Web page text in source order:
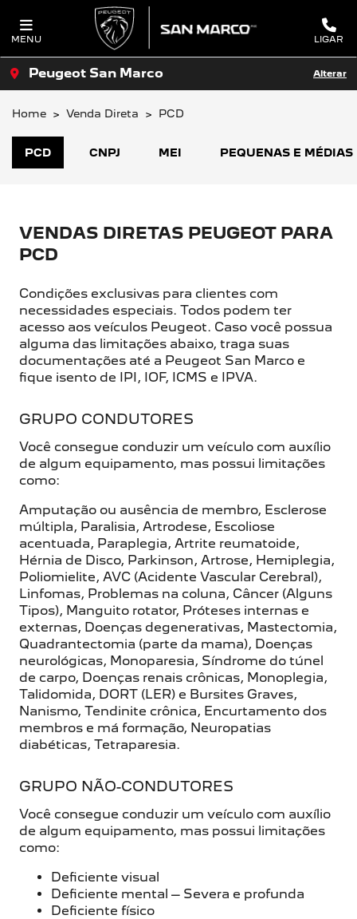
MENU LIGAR
Peugeot San Marco Alterar
Home Venda Direta PCD
CNPJ MEI PEQUENAS E MÉDIAS
PCD
VENDAS DIRETAS PEUGEOT PARA
PCD
Condições exclusivas para clientes com
necessidades especiais. Todos podem ter
acesso aos veículos Peugeot. Caso você possua
alguma das limitações abaixo, traga suas
documentações até a Peugeot San Marco e
fique isento de IPI, IOF, ICMS e IPVA.
GRUPO CONDUTORES
Você consegue conduzir um veículo com auxílio
de algum equipamento, mas possui limitações
como:
Amputação ou ausência de membro, Esclerose
múltipla, Paralisia, Artrodese, Escoliose
acentuada, Paraplegia, Artrite reumatoide,
Hérnia de Disco, Parkinson, Artrose, Hemiplegia,
Poliomielite, AVC (Acidente Vascular Cerebral),
Linfomas, Problemas na coluna, Câncer (Alguns
Tipos), Manguito rotator, Próteses internas e
externas, Doenças degenerativas, Mastectomia,
Quadrantectomia (parte da mama), Doenças
neurológicas, Monoparesia, Síndrome do túnel
de carpo, Doenças renais crônicas, Monoplegia,
Talidomida, DORT (LER) e Bursites Graves,
Nanismo, Tendinite crônica, Encurtamento dos
membros e má formação, Neuropatias
diabéticas, Tetraparesia.
GRUPO NÃO-CONDUTORES
Você consegue conduzir um veículo com auxílio
de algum equipamento, mas possui limitações
como:
Deficiente visual
Deficiente mental – Severa e profunda
Deficiente físico